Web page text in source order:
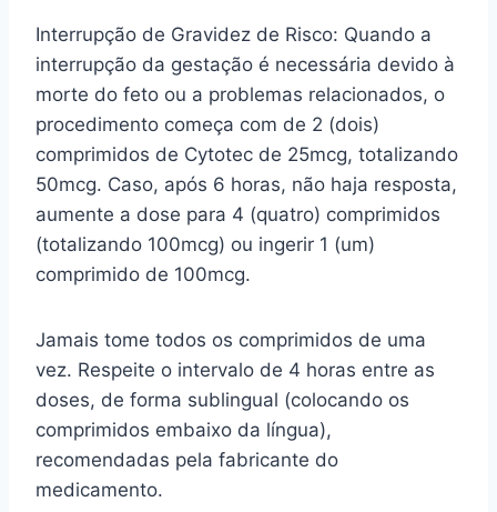
Interrupção de Gravidez de Risco: Quando a
interrupção da gestação é necessária devido à
morte do feto ou a problemas relacionados, o
procedimento começa com de 2 (dois)
comprimidos de Cytotec de 25mcg, totalizando
50mcg. Caso, após 6 horas, não haja resposta,
aumente a dose para 4 (quatro) comprimidos
(totalizando 100mcg) ou ingerir 1 (um)
comprimido de 100mcg.
Jamais tome todos os comprimidos de uma
vez. Respeite o intervalo de 4 horas entre as
doses, de forma sublingual (colocando os
comprimidos embaixo da língua),
recomendadas pela fabricante do
medicamento.